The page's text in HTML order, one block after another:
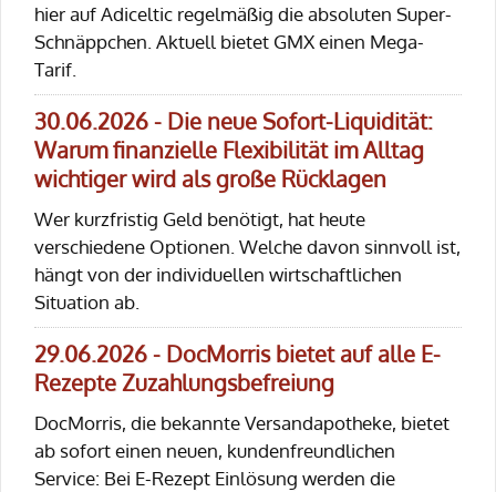
hier auf Adiceltic regelmäßig die absoluten Super-
Schnäppchen. Aktuell bietet GMX einen Mega-
Tarif.
30.06.2026 - Die neue Sofort-Liquidität:
Warum finanzielle Flexibilität im Alltag
wichtiger wird als große Rücklagen
Wer kurzfristig Geld benötigt, hat heute
verschiedene Optionen. Welche davon sinnvoll ist,
hängt von der individuellen wirtschaftlichen
Situation ab.
29.06.2026 - DocMorris bietet auf alle E-
Rezepte Zuzahlungsbefreiung
DocMorris, die bekannte Versandapotheke, bietet
ab sofort einen neuen, kundenfreundlichen
Service: Bei E-Rezept Einlösung werden die